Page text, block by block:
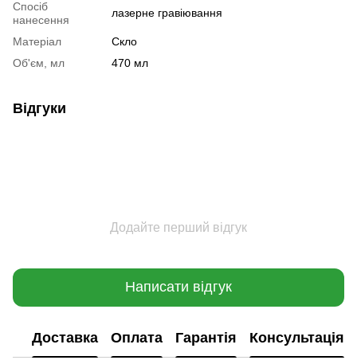
Спосіб
нанесення
лазерне гравіювання
Матеріал
Скло
Об'єм, мл
470 мл
Відгуки
Додайте перший відгук
Написати відгук
Доставка Оплата Гарантія Консультація